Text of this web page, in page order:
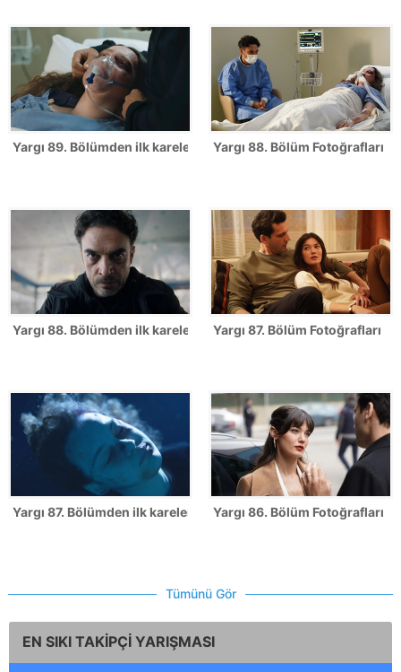
Yargı 89. Bölümden ilk kareler! Yargı 88. Bölüm Fotoğrafları
Yargı 88. Bölümden ilk kareler! Yargı 87. Bölüm Fotoğrafları
Yargı 87. Bölümden ilk kareler! Yargı 86. Bölüm Fotoğrafları
Tümünü Gör
EN SIKI TAKİPÇİ YARIŞMASI